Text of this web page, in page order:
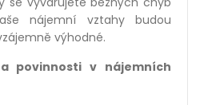
nájemní vztahy budou
výhodné.
povinnosti v nájemních